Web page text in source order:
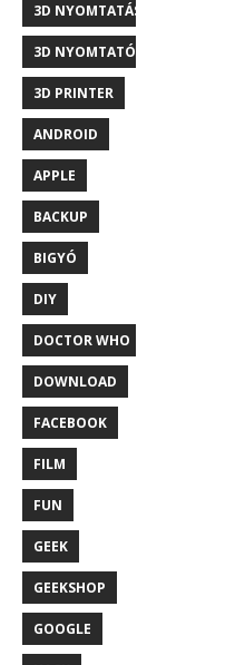
3D NYOMTATÁS
3D NYOMTATÓ
3D PRINTER
ANDROID
APPLE
BACKUP
BIGYÓ
DIY
DOCTOR WHO
DOWNLOAD
FACEBOOK
FILM
FUN
GEEK
GEEKSHOP
GOOGLE